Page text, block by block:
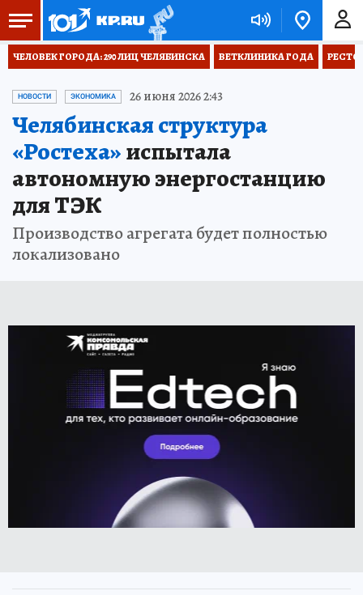
ЧЕЛОВЕК ГОРОДА: 290 ЛИЦ ЧЕЛЯБИНСКА ВЕТКЛИНИКА ГОДА
НОВОСТИ ЭКОНОМИКА 26 июня 2026 2:43
Челябинская структура
«Ростеха»испытала
автономную энергостанцию
для ТЭК
Производство агрегата будет полностью
локализовано